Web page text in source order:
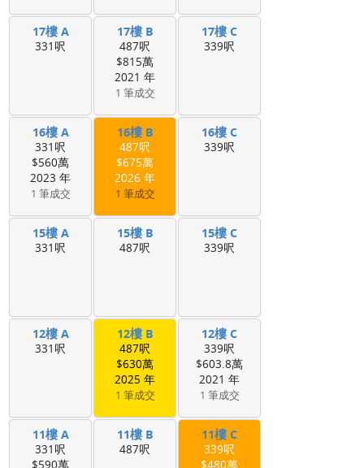
17樓 A
331呎
17樓 B
487呎
$815萬
2021 年
1 筆成交
17樓 C
339呎
16樓 A
331呎
$560萬
2023 年
1 筆成交
16樓 B
487呎
$675萬
2026 年
1 筆成交
16樓 C
339呎
15樓 A
331呎
15樓 B
487呎
15樓 C
339呎
12樓 A
331呎
12樓 B
487呎
$630萬
2025 年
1 筆成交
12樓 C
339呎
$603.8萬
2021 年
1 筆成交
11樓 A
331呎
$590萬
11樓 B
487呎
11樓 C
339呎
$480萬